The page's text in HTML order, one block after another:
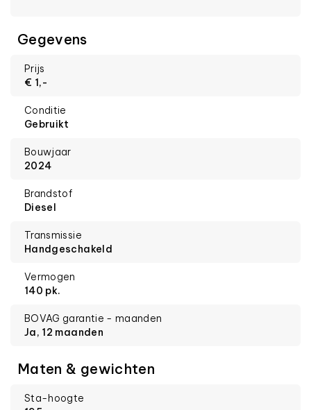
Gegevens
Prijs
€ 1,-
Conditie
Gebruikt
Bouwjaar
2024
Brandstof
Diesel
Transmissie
Handgeschakeld
Vermogen
140 pk.
BOVAG garantie - maanden
Ja, 12 maanden
Maten & gewichten
Sta-hoogte